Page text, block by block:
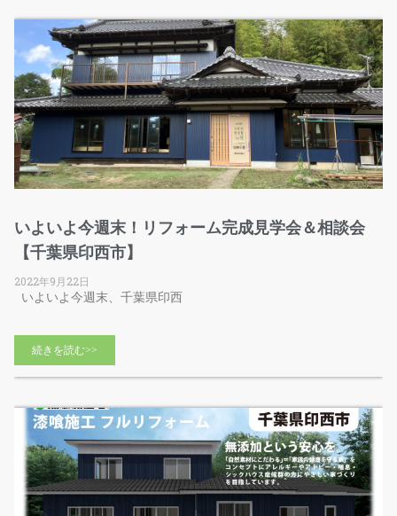
いよいよ今週末！リフォーム完成見学会＆相談会
【千葉県印西市】
2022年9月22日
いよいよ今週末、千葉県印西
続きを読む>>